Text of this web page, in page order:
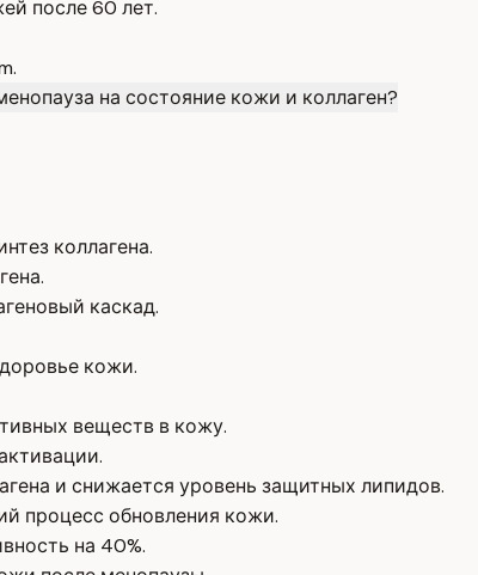
после 60 лет.
на состояние кожи и коллаген?
коллагена.
каскад.
кожи.
веществ в кожу.
и снижается уровень защитных липидов.
процесс обновления кожи.
на 40%.